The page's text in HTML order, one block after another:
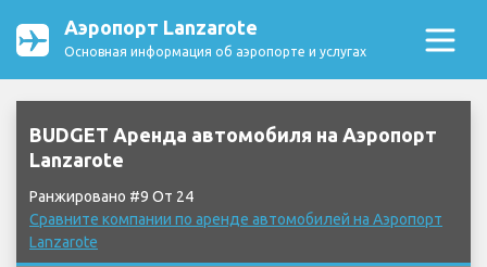
Аэропорт Lanzarote
Основная информация об аэропорте и услугах
BUDGET Аренда автомобиля на Аэропорт
Lanzarote
Ранжировано #9 От 24
Сравните компании по аренде автомобилей на Аэропорт
Lanzarote